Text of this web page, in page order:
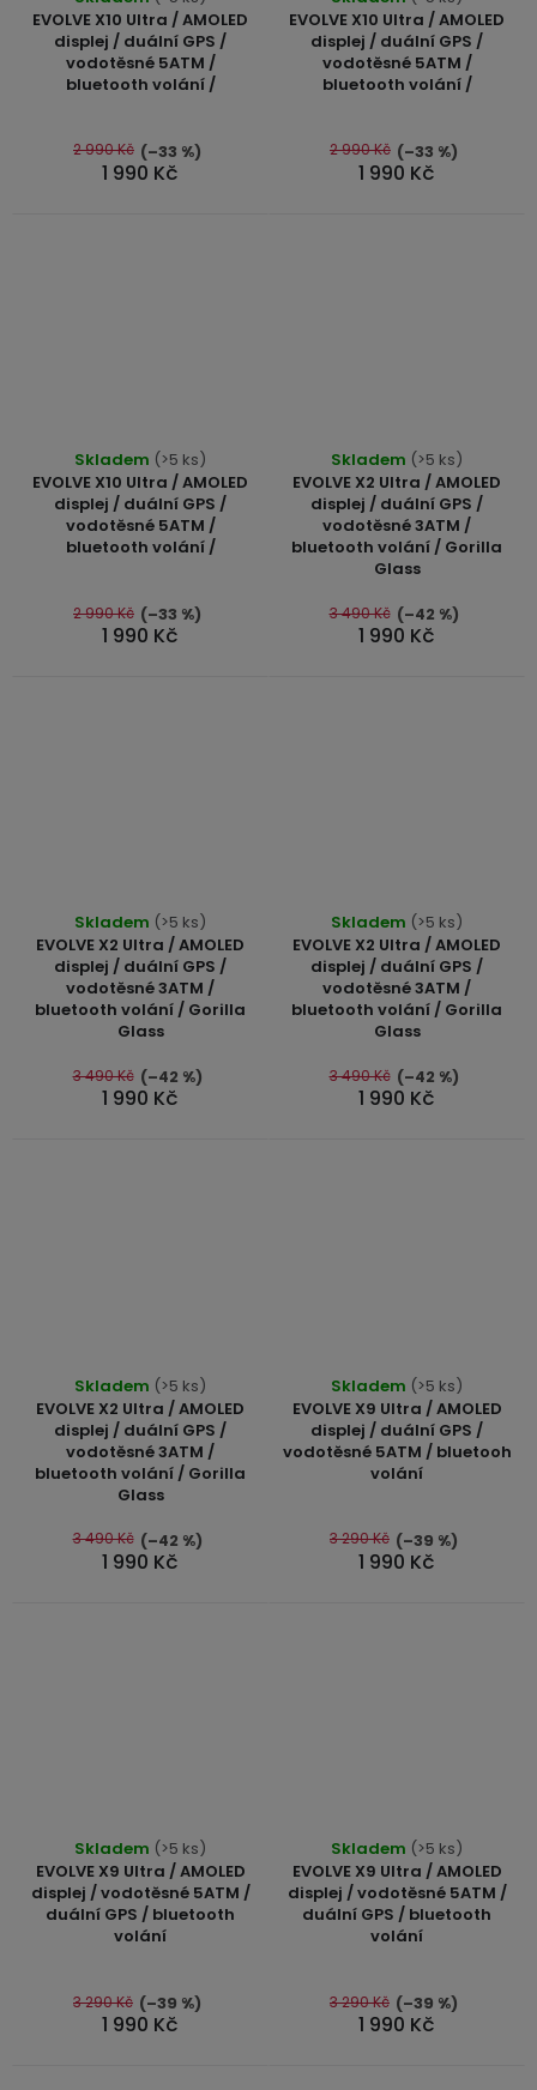
EVOLVE X10 Ultra / AMOLED
displej / duální GPS /
vodotěsné 5ATM /
bluetooth volání /
hodnocení
produktu
je
4,8
5
hvězdiček.
1 990 Kč
2 990 Kč (–33 %)
EVOLVE X10 Ultra / AMOLED
displej / duální GPS /
vodotěsné 5ATM /
bluetooth volání /
hodnocení
produktu
je
4,8
5
hvězdiček.
1 990 Kč
2 990 Kč (–33 %)
EVOLVE X10 Ultra / AMOLED
displej / duální GPS /
vodotěsné 5ATM /
bluetooth volání /
hodnocení
produktu
je
5,0
5
hvězdiček.
Skladem (>5 ks)
1 990 Kč
2 990 Kč (–33 %)
EVOLVE X2 Ultra / AMOLED
displej / duální GPS /
vodotěsné 3ATM /
bluetooth volání / Gorilla
Glass
hodnocení
produktu
je
5,0
5
hvězdiček.
Skladem (>5 ks)
1 990 Kč
3 490 Kč (–42 %)
EVOLVE X2 Ultra / AMOLED
displej / duální GPS /
vodotěsné 3ATM /
bluetooth volání / Gorilla
Glass
Skladem (>5 ks)
1 990 Kč
3 490 Kč (–42 %)
EVOLVE X2 Ultra / AMOLED
displej / duální GPS /
vodotěsné 3ATM /
bluetooth volání / Gorilla
Glass
hodnocení
produktu
je
5,0
5
hvězdiček.
Skladem (>5 ks)
1 990 Kč
3 490 Kč (–42 %)
EVOLVE X2 Ultra / AMOLED
displej / duální GPS /
vodotěsné 3ATM /
bluetooth volání / Gorilla
Glass
hodnocení
produktu
je
5,0
5
hvězdiček.
Skladem (>5 ks)
1 990 Kč
3 490 Kč (–42 %)
EVOLVE X9 Ultra / AMOLED
displej / duální GPS /
vodotěsné 5ATM / bluetooh
volání
hodnocení
produktu
je
5,0
5
hvězdiček.
Skladem (>5 ks)
1 990 Kč
3 290 Kč (–39 %)
EVOLVE X9 Ultra / AMOLED
displej / vodotěsné 5ATM /
duální GPS / bluetooth
volání
hodnocení
produktu
je
5,0
5
hvězdiček.
Skladem (>5 ks)
1 990 Kč
3 290 Kč (–39 %)
EVOLVE X9 Ultra / AMOLED
displej / vodotěsné 5ATM /
duální GPS / bluetooth
volání
Skladem (>5 ks)
1 990 Kč
3 290 Kč (–39 %)